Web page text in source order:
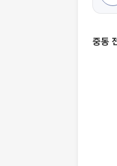
중동